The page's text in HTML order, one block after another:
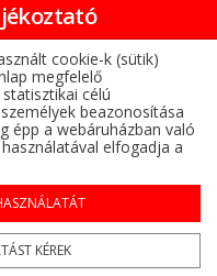
cookie-k (sütik)
megfelelő
célú
beazonosítása
épp a webáruházban való
elfogadja a
KÉREK